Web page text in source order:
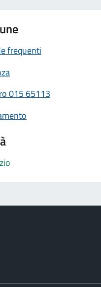
frequenti
015 65113